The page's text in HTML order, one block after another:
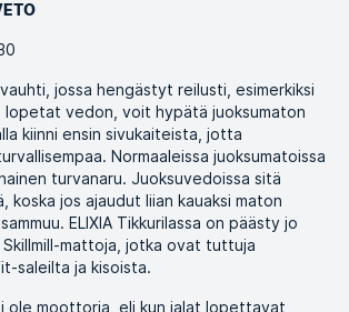
jossa hengästyt reilusti, esimerkiksi
lopetat vedon, voit hypätä juoksumaton
kiinni ensin sivukaiteista, jotta
Normaaleissa juoksumatoissa
turvanaru. Juoksuvedoissa sitä
koska jos ajaudut liian kauaksi maton
ELIXIA Tikkurilassa on päästy jo
Skillmill-mattoja, jotka ovat tuttuja
saleilta ja kisoista.
ole moottoria, eli kun jalat lopettavat